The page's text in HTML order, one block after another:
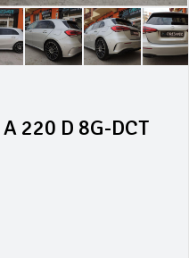
220 D 8G-DCT